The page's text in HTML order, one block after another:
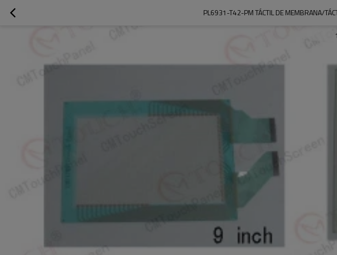
PL6931-T42-PM TÁCTIL DE MEMBRANA/
1